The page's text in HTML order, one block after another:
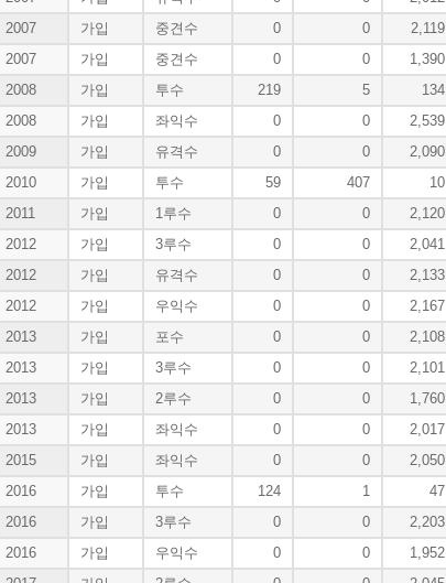
2007 가입 중견수 0 0 2,119
2007 가입 중견수 0 0 1,390
2008 가입 투수 219 5 134
2008 가입 좌익수 0 0 2,539
2009 가입 유격수 0 0 2,090
2010 가입 투수 59 407 10
2011 가입 1루수 0 0 2,120
2012 가입 3루수 0 0 2,041
2012 가입 유격수 0 0 2,133
2012 가입 우익수 0 0 2,167
2013 가입 포수 0 0 2,108
2013 가입 3루수 0 0 2,101
2013 가입 2루수 0 0 1,760
2013 가입 좌익수 0 0 2,017
2015 가입 좌익수 0 0 2,050
2016 가입 투수 124 1 47
2016 가입 3루수 0 0 2,203
2016 가입 우익수 0 0 1,952